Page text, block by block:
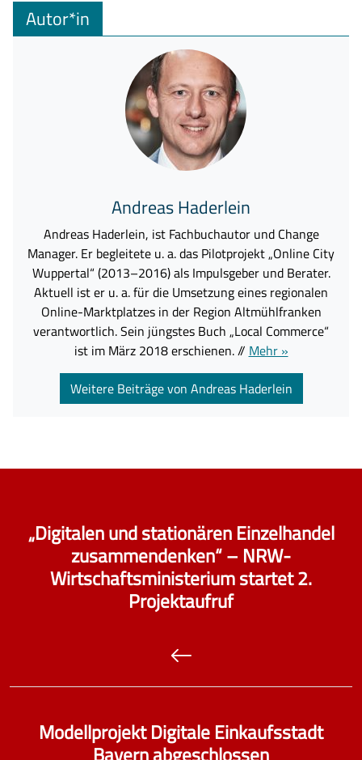
Autor*in
Andreas Haderlein
Andreas Haderlein, ist Fachbuchautor und Change
Manager. Er begleitete u. a. das Pilotprojekt „Online City
Wuppertal“ (2013–2016) als Impulsgeber und Berater.
Aktuell ist er u. a. für die Umsetzung eines regionalen
Online-Marktplatzes in der Region Altmühlfranken
verantwortlich. Sein jüngstes Buch „Local Commerce“
ist im März 2018 erschienen. // Mehr »
Weitere Beiträge von Andreas Haderlein
„Digitalen und stationären Einzelhandel
zusammendenken“ – NRW-
Wirtschaftsministerium startet 2.
Projektaufruf
Modellprojekt Digitale Einkaufsstadt